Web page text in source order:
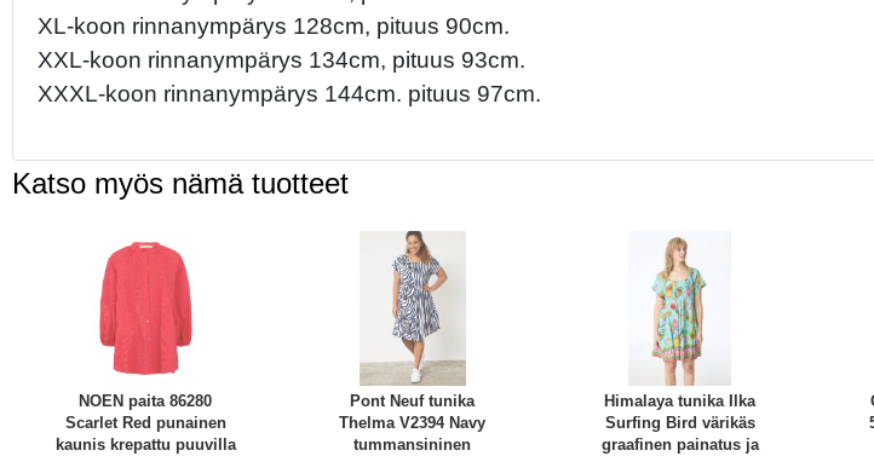
XL-koon rinnanympärys 128cm, pituus 90cm.
XXL-koon rinnanympärys 134cm, pituus 93cm.
XXXL-koon rinnanympärys 144cm. pituus 97cm.
Katso myös nämä tuotteet
NOEN paita 86280
Scarlet Red punainen
kaunis krepattu puuvilla
Pont Neuf tunika
Thelma V2394 Navy
tummansininen
Himalaya tunika Ilka
Surfing Bird värikäs
graafinen painatus ja